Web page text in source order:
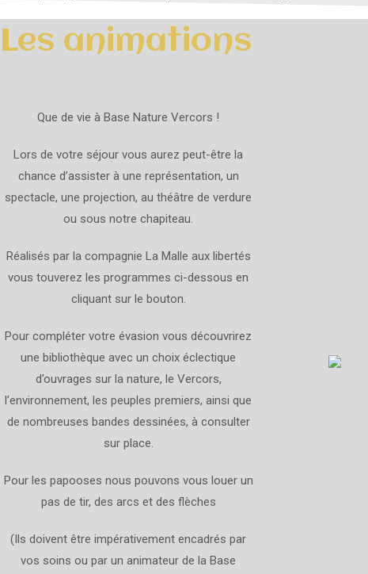
Les animations
Que de vie à Base Nature Vercors !
Lors de votre séjour vous aurez peut-être la
chance d’assister à une représentation, un
spectacle, une projection, au théâtre de verdure
ou sous notre chapiteau.
Réalisés par la compagnie La Malle aux libertés
vous touverez les programmes ci-dessous en
cliquant sur le bouton.
Pour compléter votre évasion vous découvrirez
une bibliothèque avec un choix éclectique
d’ouvrages sur la nature, le Vercors,
l’environnement, les peuples premiers, ainsi que
de nombreuses bandes dessinées, à consulter
sur place.
Pour les papooses nous pouvons vous louer un
pas de tir, des arcs et des flèches
(Ils doivent être impérativement encadrés par
vos soins ou par un animateur de la Base